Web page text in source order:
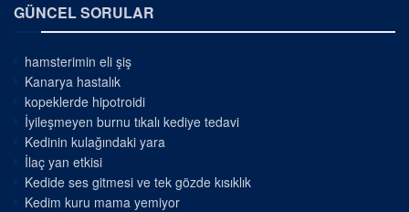
GÜNCEL SORULAR
hamsterimin eli şiş
Kanarya hastalık
kopeklerde hipotroidi
İyileşmeyen burnu tıkalı kediye tedavi
Kedinin kulağındaki yara
İlaç yan etkisi
Kedide ses gitmesi ve tek gözde kısıklık
Kedim kuru mama yemiyor